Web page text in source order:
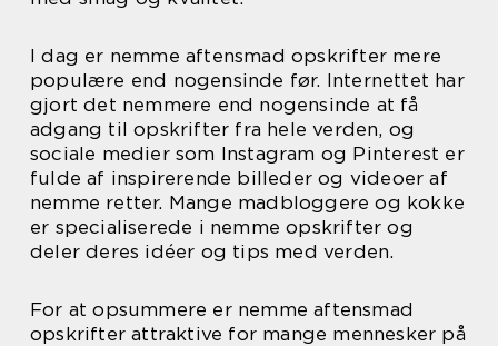
I dag er nemme aftensmad opskrifter mere
populære end nogensinde før. Internettet har
gjort det nemmere end nogensinde at få
adgang til opskrifter fra hele verden, og
sociale medier som Instagram og Pinterest er
fulde af inspirerende billeder og videoer af
nemme retter. Mange madbloggere og kokke
er specialiserede i nemme opskrifter og
deler deres idéer og tips med verden.
For at opsummere er nemme aftensmad
opskrifter attraktive for mange mennesker på